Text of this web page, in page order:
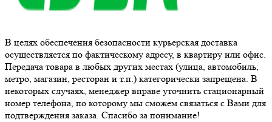
В целях обеспечения безопасности курьерская доставка
осуществляется по фактическому адресу, в квартиру или офис.
Передача товара в любых других местах (улица, автомобиль,
метро, магазин, ресторан и т.п.) категорически запрещена. В
некоторых случаях, менеджер вправе уточнить стационарный
номер телефона, по которому мы сможем связаться с Вами для
подтверждения заказа. Спасибо за понимание!